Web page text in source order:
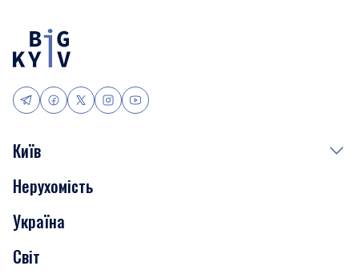
Київ
Події
Скандали
Нерухомість
Нерухомість
Україна
Світ